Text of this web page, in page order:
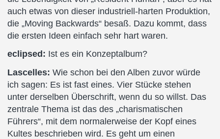
auch etwas von dieser industriell-harten Produktion,
die „Moving Backwards“ besaß. Dazu kommt, dass
die ersten Ideen einfach sehr hart waren.
eclipsed: Ist es ein Konzeptalbum?
Lascelles: Wie schon bei den Alben zuvor würde
ich sagen: Es ist fast eines. Vier Stücke stehen
unter derselben Überschrift, wenn du so willst. Das
zentrale Thema ist das des „charismatischen
Führers“, mit dem normalerweise der Kopf eines
Kultes beschrieben wird. Es geht um einen